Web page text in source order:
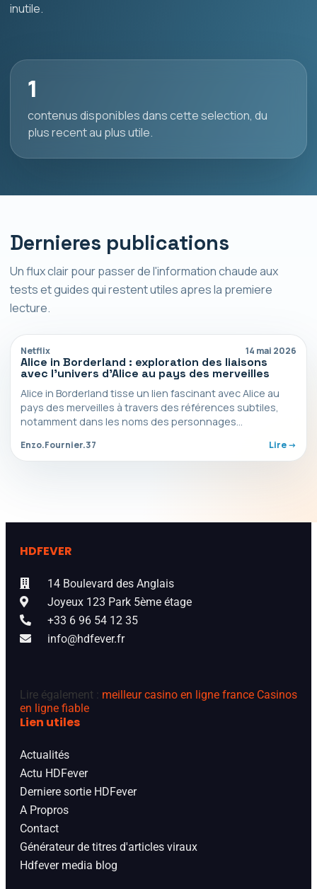
inutile.
1
contenus disponibles dans cette selection, du
plus recent au plus utile.
Dernieres publications
Un flux clair pour passer de l'information chaude aux
tests et guides qui restent utiles apres la premiere
lecture.
Netflix 14 mai 2026
Alice in Borderland : exploration des liaisons
avec l’univers d’Alice au pays des merveilles
Alice in Borderland tisse un lien fascinant avec Alice au
pays des merveilles à travers des références subtiles,
notamment dans les noms des personnages…
Enzo.Fournier.37 Lire ->
HDFEVER
14 Boulevard des Anglais
Joyeux 123 Park 5ème étage
+33 6 96 54 12 35
info@hdfever.fr
Lire également : meilleur casino en ligne france Casinos
en ligne fiable
Lien utiles
Actualités
Actu HDFever
Derniere sortie HDFever
A Propros
Contact
Générateur de titres d'articles viraux
Hdfever media blog